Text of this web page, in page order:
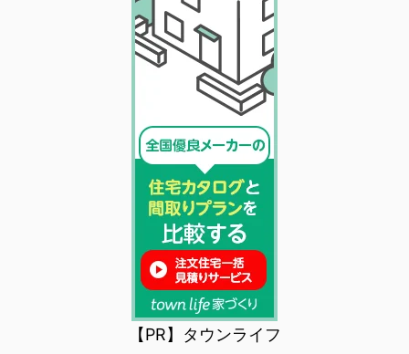
【PR】タウンライフ